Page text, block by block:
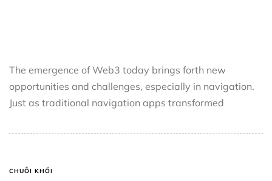
The emergence of Web3 today brings forth new
opportunities and challenges, especially in navigation.
Just as traditional navigation apps transformed
CHUỖI KHỐI